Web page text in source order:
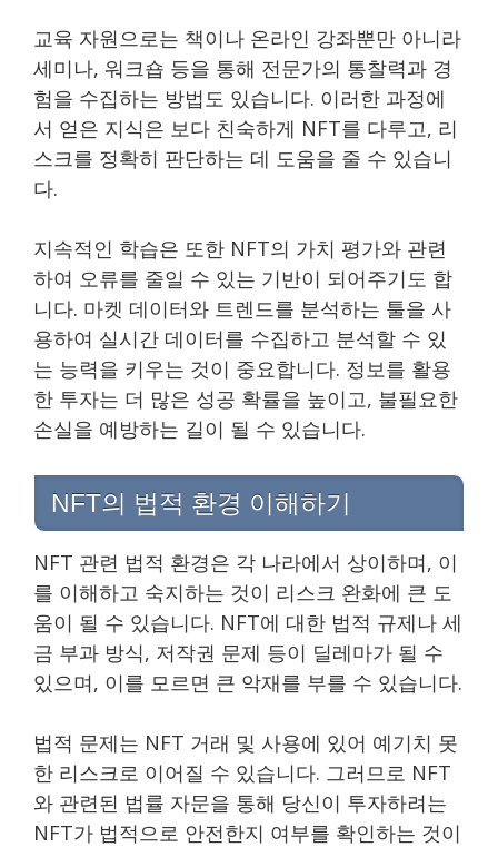
교육 자원으로는 책이나 온라인 강좌뿐만 아니라
세미나, 워크숍 등을 통해 전문가의 통찰력과 경
험을 수집하는 방법도 있습니다. 이러한 과정에
서 얻은 지식은 보다 친숙하게 NFT를 다루고, 리
스크를 정확히 판단하는 데 도움을 줄 수 있습니
다.
지속적인 학습은 또한 NFT의 가치 평가와 관련
하여 오류를 줄일 수 있는 기반이 되어주기도 합
니다. 마켓 데이터와 트렌드를 분석하는 툴을 사
용하여 실시간 데이터를 수집하고 분석할 수 있
는 능력을 키우는 것이 중요합니다. 정보를 활용
한 투자는 더 많은 성공 확률을 높이고, 불필요한
손실을 예방하는 길이 될 수 있습니다.
NFT의 법적 환경 이해하기
NFT 관련 법적 환경은 각 나라에서 상이하며, 이
를 이해하고 숙지하는 것이 리스크 완화에 큰 도
움이 될 수 있습니다. NFT에 대한 법적 규제나 세
금 부과 방식, 저작권 문제 등이 딜레마가 될 수
있으며, 이를 모르면 큰 악재를 부를 수 있습니다.
법적 문제는 NFT 거래 및 사용에 있어 예기치 못
한 리스크로 이어질 수 있습니다. 그러므로 NFT
와 관련된 법률 자문을 통해 당신이 투자하려는
NFT가 법적으로 안전한지 여부를 확인하는 것이